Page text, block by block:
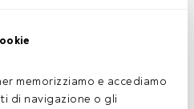
memorizziamo e accediamo
di navigazione o gli